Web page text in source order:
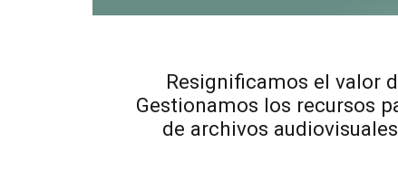
Resignificamos el valor
Gestionamos los recursos
de archivos